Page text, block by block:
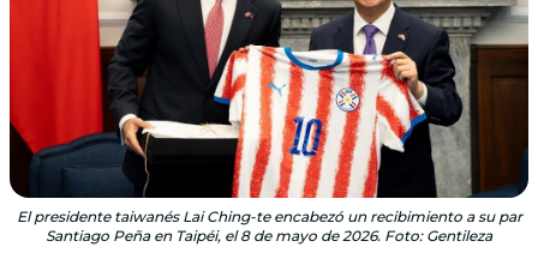
El presidente taiwanés Lai Ching-te encabezó un recibimiento a su par
Santiago Peña en Taipéi, el 8 de mayo de 2026. Foto: Gentileza